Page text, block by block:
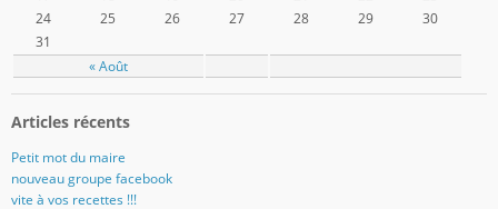
« Août
24
25 26 27 28 29
30
31
Articles récents
Petit mot du maire
nouveau groupe facebook
vite à vos recettes !!!